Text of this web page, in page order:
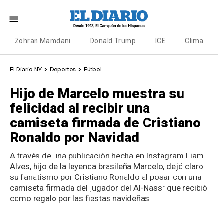
Zohran Mamdani Donald Trump ICE Clima
El Diario NY Deportes Fútbol
Hijo de Marcelo muestra su
felicidad al recibir una
camiseta firmada de Cristiano
Ronaldo por Navidad
A través de una publicación hecha en Instagram Liam
Alves, hijo de la leyenda brasileña Marcelo, dejó claro
su fanatismo por Cristiano Ronaldo al posar con una
camiseta firmada del jugador del Al-Nassr que recibió
como regalo por las fiestas navideñas